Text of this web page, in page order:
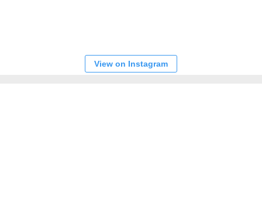
View on Instagram